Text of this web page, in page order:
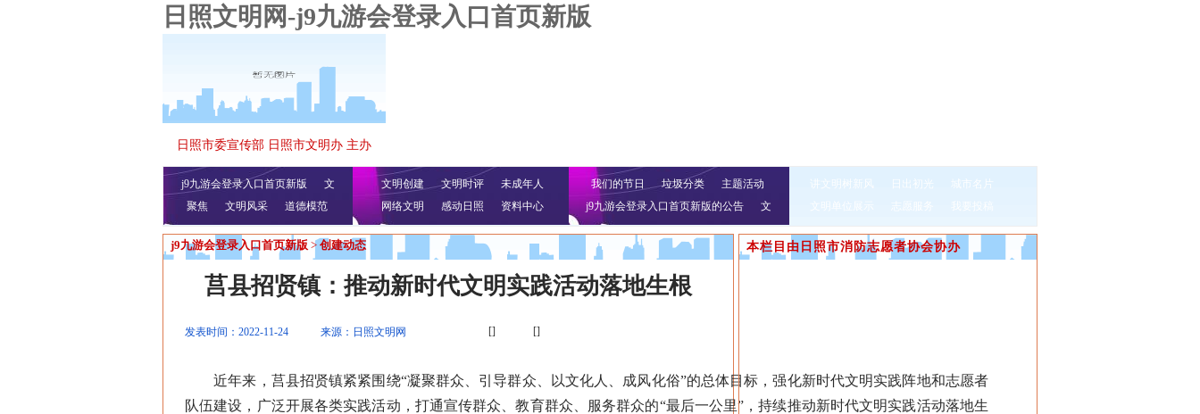
日照文明网-j9九游会登录入口首页新版
日照市委宣传部 日照市文明办 主办
j9九游会登录入口首页新版
文
明播报
公益视频
聚焦 文明风采 道德模范
文明创建 文明时评
未成年人
网络文明
感动日照 资料中心
我们的节日 垃圾分类
主题活动
j9九游会登录入口首页新版的公告
文
明行动
讲文明树新风 日出初光
城市名片
文明单位展示
志愿服务 我要投稿
j9九游会登录入口首页新版 > 创建动态
莒县招贤镇：推动新时代文明实践活动落地生根
发表时间：2022-11-24 来源：日照文明网 [] []
近年来，莒县招贤镇紧紧围绕“凝聚群众、引导群众、以文化人、成风化俗”的总体目标，强化新时代文明实践阵地和志愿者
队伍建设，广泛开展各类实践活动，打通宣传群众、教育群众、服务群众的“最后一公里”，持续推动新时代文明实践活动落地生
本栏目由日照市消防志愿者协会协办